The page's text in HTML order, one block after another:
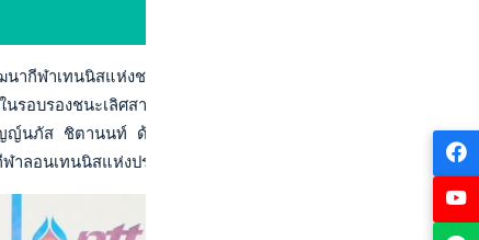
กีฬาเทนนิสแห่งชาติ เมืองทองธานี วันที่ 21 พฤษภาคม
รอบรองชนะเลิศสามารถเอาชนะ วันวฤณณ์ สวัสดี 4-0 เก
ญ์นภัส ชิตานนท์ ด้วยสกอร์ 4-3 (2) และ 4-2
อนเทนนิสแห่งประเทศไทย ในพระบรมราชูปถัมภ์ เป็นประธานม